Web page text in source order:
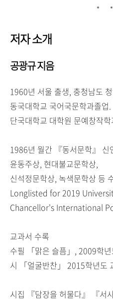
저자 소개
공광규 지음
1960년 서울 출생, 충청남도
동국대학교 국어국문학과졸업.
단국대학교 대학원 문예창작학
1986년 월간 『동서문학』 신
윤동주상, 현대불교문학상,
신석정문학상, 녹색문학상 등
Longlisted for 2019
Chancellor's International
교과서 수록
수필
「맑은 슬픔 」 , 2009학
시
「얼굴반찬 」 2015학년도
시집 『담장을 허물다』 『서